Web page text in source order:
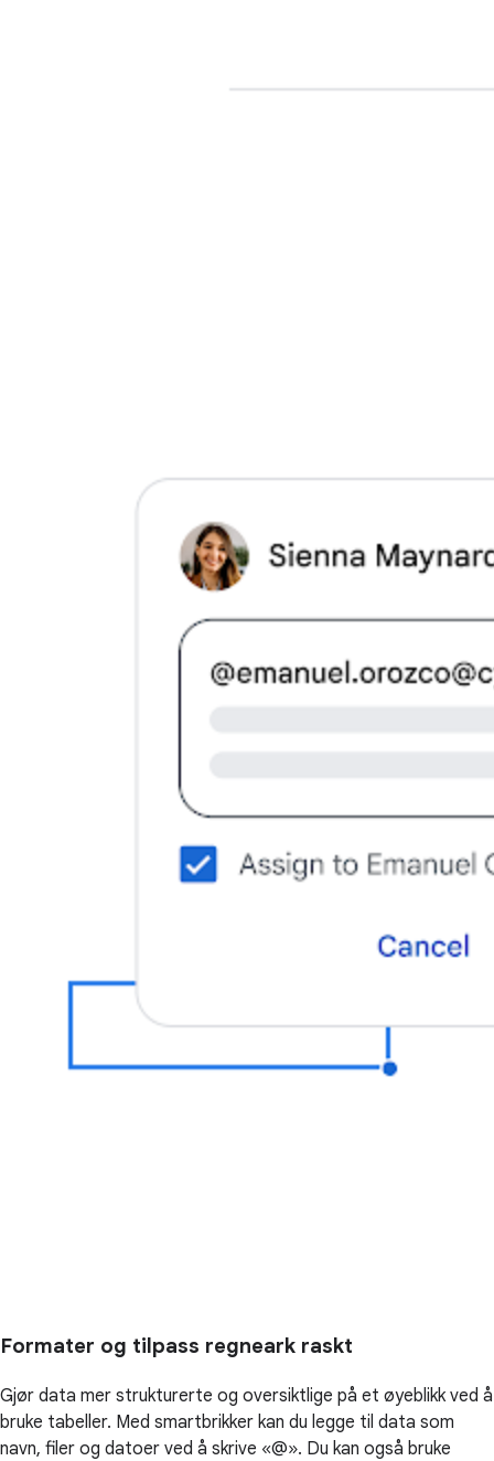
Formater og tilpass regneark raskt
Gjør data mer strukturerte og oversiktlige på et øyeblikk ved å
bruke tabeller. Med smartbrikker kan du legge til data som
navn, filer og datoer ved å skrive «@». Du kan også bruke